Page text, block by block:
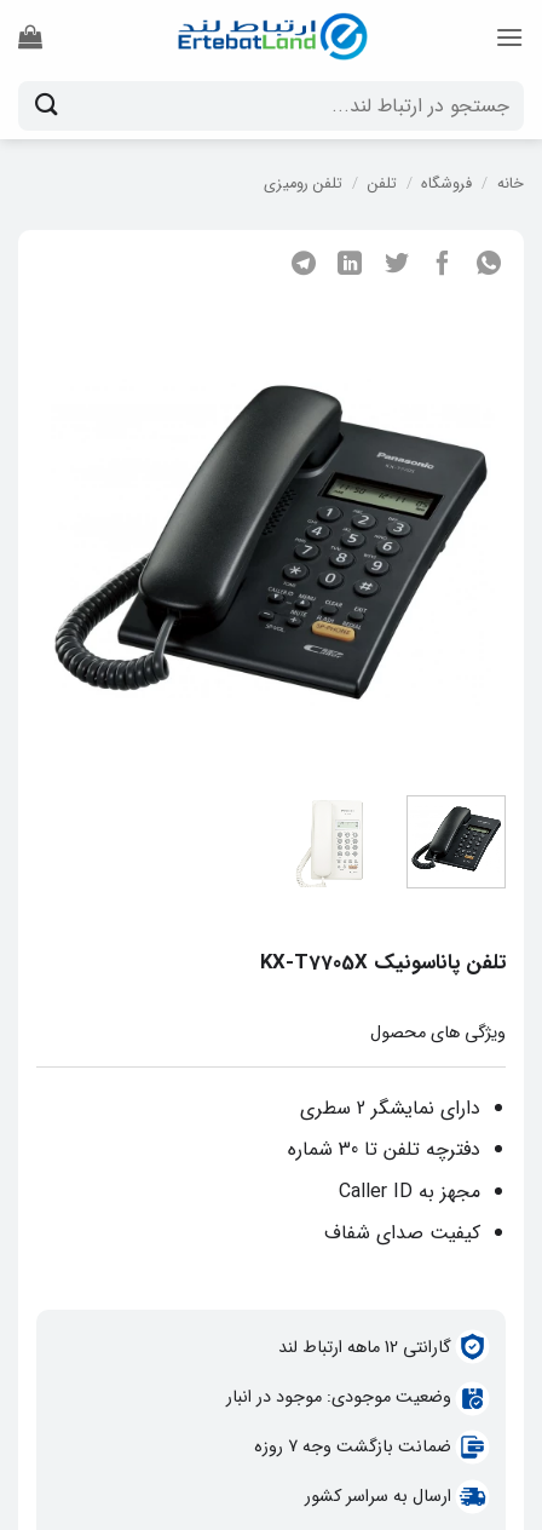
جستجو
برای:
خانه / فروشگاه / تلفن / تلفن رومیزی
تلفن پاناسونیک KX-T7705X
ويژگي هاي محصول
دارای نمایشگر 2 سطری
دفترچه تلفن تا 30 شماره
مجهز به Caller ID
کیفیت صدای شفاف
گارانتي 12 ماهه ارتباط لند
وضعيت موجودي: موجود در انبار
ضمانت بازگشت وجه 7 روزه
ارسال به سراسر کشور